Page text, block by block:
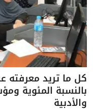
بالنسبة المئوية
والأدبية